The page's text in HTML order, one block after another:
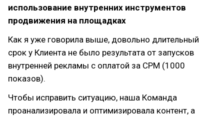
использование внутренних инструментов
продвижения на площадках
Как я уже говорила выше, довольно длительный
срок у Клиента не было результата от запусков
внутренней рекламы с оплатой за CPM (1000
показов).
Чтобы исправить ситуацию, наша Команда
проанализировала и оптимизировала контент, а